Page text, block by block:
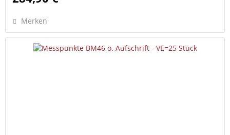
Merken